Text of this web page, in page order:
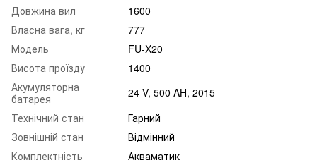
Довжина вил
1600
Власна вага, кг
777
Модель
FU-X20
Висота проїзду
1400
Акумуляторна
батарея
24 V, 500 AH, 2015
Технічний стан
Гарний
Зовнішній стан
Відмінний
Комплектність
Акваматик